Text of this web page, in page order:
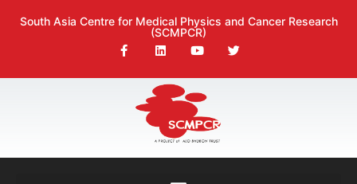
South Asia Centre for Medical Physics and Cancer Research
(SCMPCR)